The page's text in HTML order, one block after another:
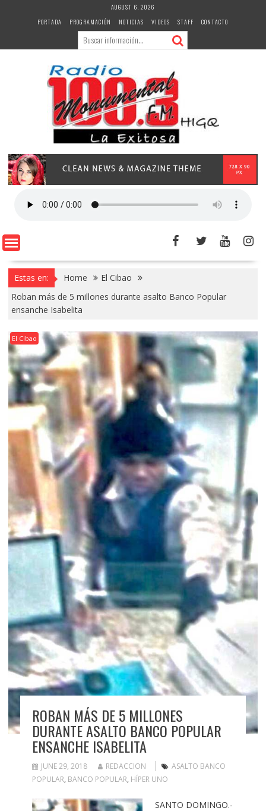
AUGUST 6, 2026
PORTADA
PROGRAMACIÓN NOTICIAS VIDEOS STAFF CONTACTO
Estas en: Home
El Cibao
Roban más de 5 millones durante asalto Banco Popular
ensanche Isabelita
El Cibao
ROBAN MÁS DE 5 MILLONES
DURANTE ASALTO BANCO POPULAR
ENSANCHE ISABELITA
JUNE 29, 2018 REDACCION
ASALTO BANCO
POPULAR, BANCO POPULAR, HÍPER UNO
SANTO DOMINGO.-